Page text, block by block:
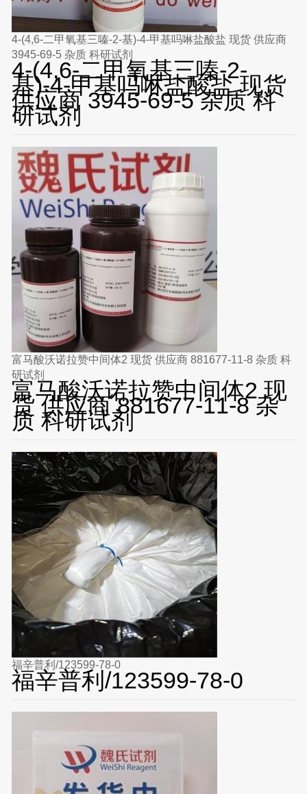
4-(4,6-二甲氧基三嗪-2-基)-4-甲基吗啉盐酸盐 现货 供应商
3945-69-5 杂质 科研试剂
4-(4,6-二甲氧基三嗪-2-
基)-4-甲基吗啉盐酸盐 现货
供应商 3945-69-5 杂质 科
研试剂
富马酸沃诺拉赞中间体2 现货 供应商 881677-11-8 杂质 科
研试剂
富马酸沃诺拉赞中间体2 现
货 供应商 881677-11-8 杂
质 科研试剂
福辛普利/123599-78-0
福辛普利/123599-78-0